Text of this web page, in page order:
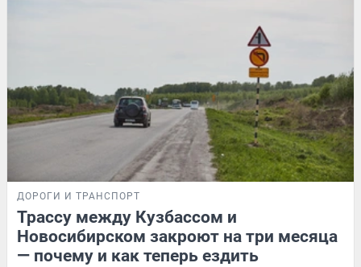
ДОРОГИ И ТРАНСПОРТ
Трассу между Кузбассом и
Новосибирском закроют на три месяца
— почему и как теперь ездить